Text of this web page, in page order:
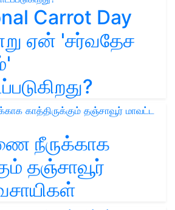
Carrot Day
ஏன் 'சர்வதேச
நீருக்காக
தஞ்சாவூர்